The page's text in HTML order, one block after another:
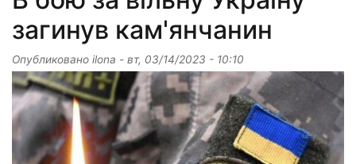
загинув кам'янчанин
Опубликовано ilona - вт, 03/14/2023 - 10:10